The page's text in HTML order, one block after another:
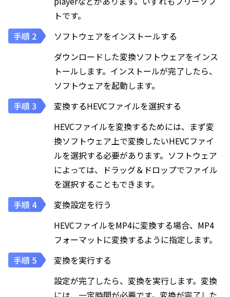
トです。
ソフトウェアをインストールする
ダウンロードした変換ソフトウェアをインス
トールします。インストールが完了したら、
ソフトウェアを起動します。
変換するHEVCファイルを選択する
HEVCファイルを変換するためには、まず変
換ソフトウェア上で変換したいHEVCファイ
ルを選択する必要があります。ソフトウェア
によっては、ドラッグ＆ドロップでファイル
を選択することもできます。
変換設定を行う
HEVCファイルをMP4に変換する場合、MP4
フォーマットに変換するように指定します。
変換を実行する
設定が完了したら、変換を実行します。変換